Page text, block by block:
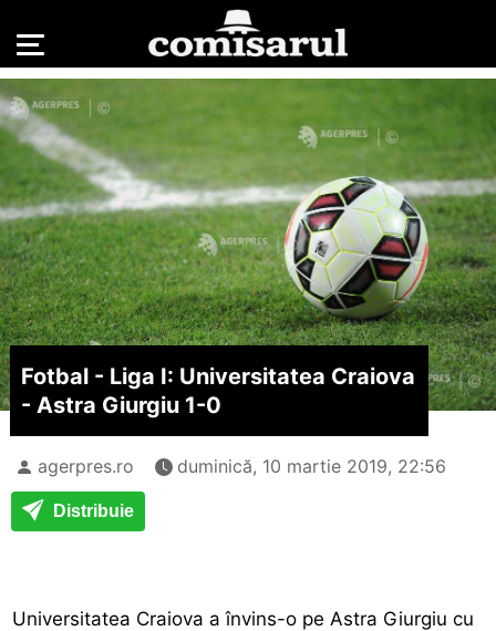
Fotbal - Liga I: Universitatea Craiova
- Astra Giurgiu 1-0
agerpres.ro duminică, 10 martie 2019, 22:56
Distribuie
Universitatea Craiova a învins-o pe Astra Giurgiu cu